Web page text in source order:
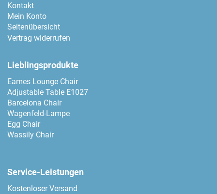
Kontakt
Mein Konto
Seitenübersicht
Vertrag widerrufen
Lieblingsprodukte
Eames Lounge Chair
Adjustable Table E1027
Barcelona Chair
Wagenfeld-Lampe
Egg Chair
Wassily Chair
Service-Leistungen
Kostenloser Versand